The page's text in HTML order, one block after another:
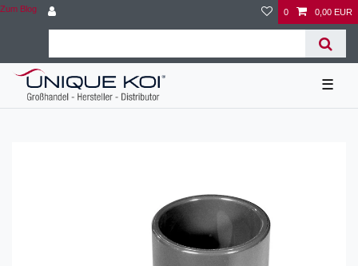
Zum Blog 0 0,00 EUR
☰